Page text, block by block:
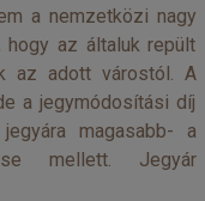
a nemzetközi nagy
hogy az általuk repült
az adott várostól. A
a jegymódosítási díj
magasabb- a
mellett. Jegyár